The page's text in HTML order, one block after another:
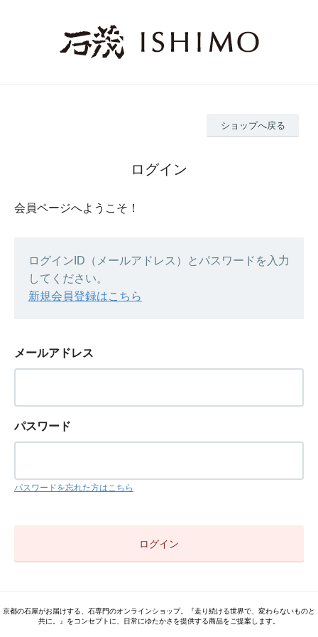
ショップへ戻る
ログイン
会員ページへようこそ！
ログインID（メールアドレス）とパスワードを入力
してください。
新規会員登録はこちら
メールアドレス
パスワード
パスワードを忘れた方はこちら
京都の石屋がお届けする、石専門のオンラインショップ。『走り続ける世界で、変わらないものと
共に。』をコンセプトに、日常にゆたかさを提供する商品をご提案します。